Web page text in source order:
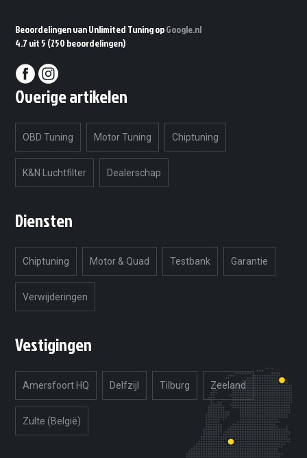
Beoordelingen van Unlimited Tuning opGoogle.nl
4.7 uit 5 (250 beoordelingen)
Overige artikelen
OBD Tuning Motor Tuning Chiptuning
K&N Luchtfilter Dealerschap
Diensten
Chiptuning Motor & Quad Testbank Garantie
Verwijderingen
Vestigingen
Amersfoort HQ Delfzijl Tilburg Zeeland
Zulte (België)